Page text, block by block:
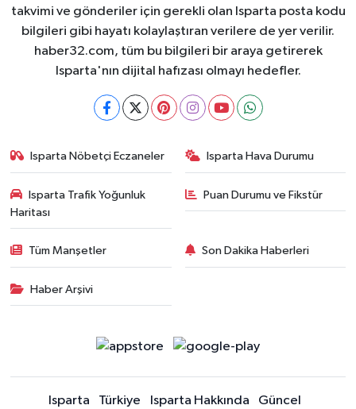
takvimi ve gönderiler için gerekli olan Isparta posta kodu
bilgileri gibi hayatı kolaylaştıran verilere de yer verilir.
haber32.com, tüm bu bilgileri bir araya getirerek
Isparta'nın dijital hafızası olmayı hedefler.
Isparta Nöbetçi Eczaneler Isparta Hava Durumu
Isparta Trafik Yoğunluk
Haritası
Puan Durumu ve Fikstür
Tüm Manşetler Son Dakika Haberleri
Haber Arşivi
Isparta Türkiye Isparta Hakkında Güncel